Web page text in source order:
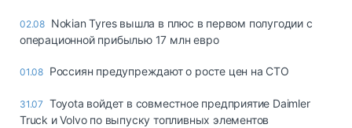
02.08 Nokian Tyres вышла в плюс в первом полугодии с
операционной прибылью 17 млн евро
01.08 Россиян предупреждают о росте цен на СТО
31.07 Toyota войдет в совместное предприятие Daimler
Truck и Volvo по выпуску топливных элементов